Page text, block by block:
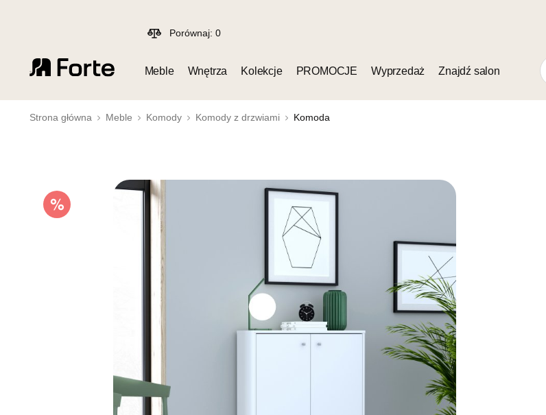
Porównaj: 0
Meble Wnętrza Kolekcje PROMOCJE Wyprzedaż Znajdź salon
Strona główna Meble Komody Komody z drzwiami Komoda